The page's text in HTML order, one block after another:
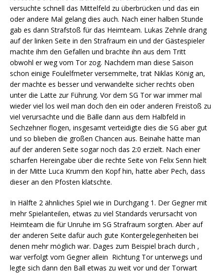
versuchte schnell das Mittelfeld zu überbrücken und das ein
oder andere Mal gelang dies auch. Nach einer halben Stunde
gab es dann Strafstoß für das Heimteam. Lukas Zehnle drang
auf der linken Seite in den Strafraum ein und der Gästespieler
machte ihm den Gefallen und brachte ihn aus dem Tritt
obwohl er weg vom Tor zog. Nachdem man diese Saison
schon einige Foulelfmeter versemmelte, trat Niklas König an,
der machte es besser und verwandelte sicher rechts oben
unter die Latte zur Führung. Vor dem SG Tor war immer mal
wieder viel los weil man doch den ein oder anderen Freistoß zu
viel verursachte und die Bälle dann aus dem Halbfeld in
Sechzehner flogen, insgesamt verteidigte dies die SG aber gut
und so blieben die großen Chancen aus. Beinahe hätte man
auf der anderen Seite sogar noch das 2:0 erzielt. Nach einer
scharfen Hereingabe über die rechte Seite von Felix Senn hielt
in der Mitte Luca Krumm den Kopf hin, hatte aber Pech, dass
dieser an den Pfosten klatschte.
In Hälfte 2 ähnliches Spiel wie in Durchgang 1. Der Gegner mit
mehr Spielanteilen, etwas zu viel Standards verursacht von
Heimteam die für Unruhe im SG Strafraum sorgten. Aber auf
der anderen Seite dafür auch gute Kontergelegenheiten bei
denen mehr möglich war. Dages zum Beispiel brach durch ,
war verfolgt vom Gegner allein Richtung Tor unterwegs und
legte sich dann den Ball etwas zu weit vor und der Torwart